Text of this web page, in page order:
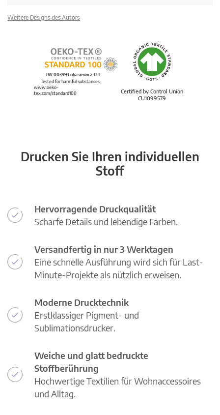
Weitere Designs des Autors
Certified by Control Union
CU1099579
IW 00399 Łukasiewicz-ŁIT
Tested for harmful substances.
www.oeko-
tex.com/standard100
Drucken Sie Ihren individuellen
Stoff
Hervorragende Druckqualität
Scharfe Details und lebendige Farben.
Versandfertig in nur 3 Werktagen
Eine schnelle Ausführung wird sich für Last-
Minute-Projekte als nützlich erweisen.
Moderne Drucktechnik
Erstklassiger Pigment- und
Sublimationsdrucker.
Weiche und glatt bedruckte
Stoffberührung
Hochwertige Textilien für Wohnaccessoires
und Alltag.